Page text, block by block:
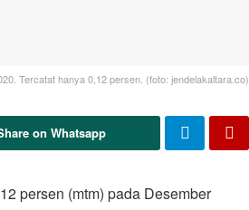
Tercatat hanya 0,12 persen. (foto: jendelakaltara.co)
on Whatsapp
persen (mtm) pada Desember